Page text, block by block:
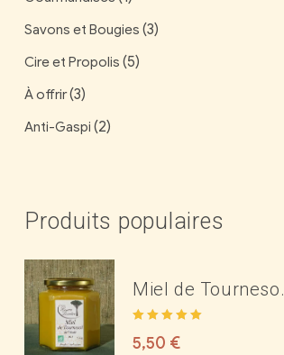
Savons et Bougies (3)
Cire et Propolis (5)
À offrir(3)
Anti-Gaspi (2)
Produits populaires
Miel de Tournesol
Bio de l'Aude
5
5,50 €